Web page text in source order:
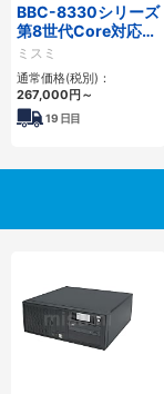
BBC-8330シリーズ
第8世代Core対応小
型フロアマウント
FAPC 2PCI・2PCIe
ミスミ
通常価格(税別)：
267,000円～
19 日目